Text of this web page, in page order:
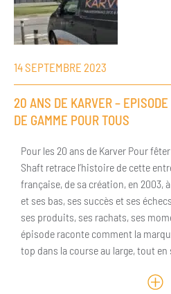
14 SEPTEMBRE 2023
20 ANS DE KARVER –
DE GAMME POUR TOUS
Pour les 20 ans de Karver Pour
Shaft retrace l’histoire de cette
française, de sa création, en 2003,
et ses bas, ses succès et ses
ses produits, ses rachats, ses
épisode raconte comment la
top dans la course au large, tout